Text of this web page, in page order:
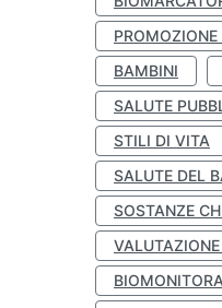
BAMBINI
SALUTE
STILI DI VITA
SALUTE DEL
SOSTANZE